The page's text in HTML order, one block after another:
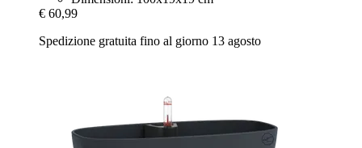
€ 60,99
Spedizione gratuita fino al giorno 13 agosto